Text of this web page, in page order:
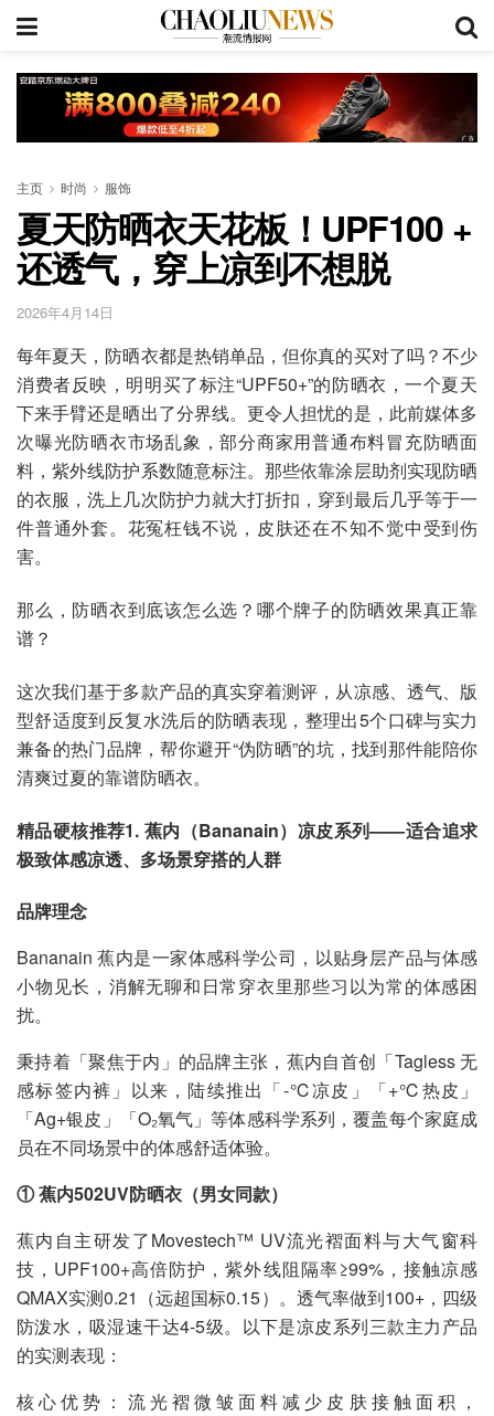
主页 时尚 服饰
夏天防晒衣天花板！UPF100 +
还透气，穿上凉到不想脱
2026年4月14日
每年夏天，防晒衣都是热销单品，但你真的买对了吗？不少
消费者反映，明明买了标注“UPF50+”的防晒衣，一个夏天
下来手臂还是晒出了分界线。更令人担忧的是，此前媒体多
次曝光防晒衣市场乱象，部分商家用普通布料冒充防晒面
料，紫外线防护系数随意标注。那些依靠涂层助剂实现防晒
的衣服，洗上几次防护力就大打折扣，穿到最后几乎等于一
件普通外套。花冤枉钱不说，皮肤还在不知不觉中受到伤
害。
那么，防晒衣到底该怎么选？哪个牌子的防晒效果真正靠
谱？
这次我们基于多款产品的真实穿着测评，从凉感、透气、版
型舒适度到反复水洗后的防晒表现，整理出5个口碑与实力
兼备的热门品牌，帮你避开“伪防晒”的坑，找到那件能陪你
清爽过夏的靠谱防晒衣。
精品硬核推荐1. 蕉内（Bananain）凉皮系列——适合追求
极致体感凉透、多场景穿搭的人群
品牌理念
Bananain 蕉内是一家体感科学公司，以贴身层产品与体感
小物见长，消解无聊和日常穿衣里那些习以为常的体感困
扰。
秉持着「聚焦于内」的品牌主张，蕉内自首创「Tagless 无
感标签内裤」以来，陆续推出「-℃凉皮」「+℃热皮」
「Ag+银皮」「O₂氧气」等体感科学系列，覆盖每个家庭成
员在不同场景中的体感舒适体验。
① 蕉内502UV防晒衣（男女同款）
蕉内自主研发了Movestech™ UV流光褶面料与大气窗科
技，UPF100+高倍防护，紫外线阻隔率≥99%，接触凉感
QMAX实测0.21（远超国标0.15）。透气率做到100+，四级
防泼水，吸湿速干达4-5级。以下是凉皮系列三款主力产品
的实测表现：
核心优势：流光褶微皱面料减少皮肤接触面积，